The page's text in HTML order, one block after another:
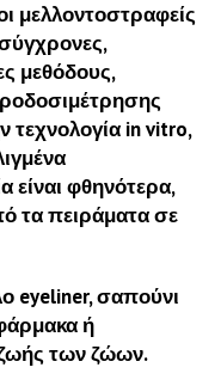
μελλοντοστραφείς
μεθόδους,
in vitro,
είναι φθηνότερα,
τα πειράματα σε
eyeliner, σαπούνι
ή
των ζώων.